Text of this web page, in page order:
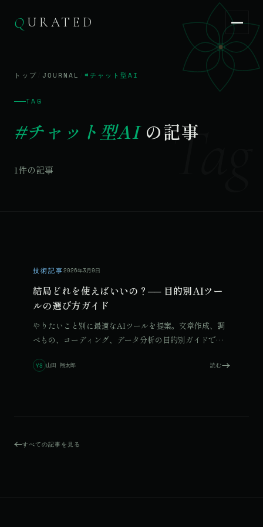
Q URATED
QURATED EN
トップ JOURNAL #チャット型AI
TAG
Tag
#チャット型AIの記事
1件の記事
技術記事2026年3月9日
結局どれを使えばいいの？── 目的別AIツー
ルの選び方ガイド
やりたいこと別に最適なAIツールを提案。文章作成、調
べもの、コーディング、データ分析の目的別ガイドで、
YS 山田 翔太郎 読む
すべての記事を見る